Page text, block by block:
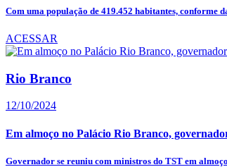
Com uma população de 419.452 habitantes, conforme
ACESSAR
Rio Branco
12/10/2024
Em almoço no Palácio Rio Branco,
Governador se reuniu com ministros do TST em